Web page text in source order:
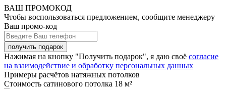
ВАШ ПРОМОКОД
Чтобы воспользоваться предложением, сообщите менеджеру
Ваш промо-код
Нажимая на кнопку "Получить подарок", я даю своё согласие
на взаимодействие и обработку персональных данных
Примеры расчётов натяжных потолков
Стоимость сатинового потолка 18 м²